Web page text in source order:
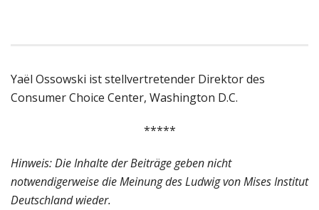
Yaël Ossowski ist stellvertretender Direktor des
Consumer Choice Center, Washington D.C.
*****
Hinweis: Die Inhalte der Beiträge geben nicht
notwendigerweise die Meinung des Ludwig von Mises Institut
Deutschland wieder.